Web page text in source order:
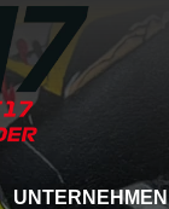
UNTERNEHMEN